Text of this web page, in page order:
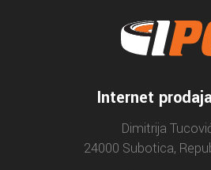
Internet
Dimitrija
24000 Subotica,